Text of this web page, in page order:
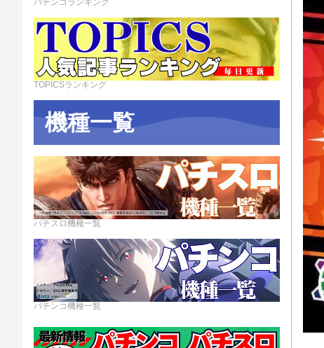
パチンコランキング
TOPICSランキング
機種一覧
パチスロ機種一覧
パチンコ機種一覧